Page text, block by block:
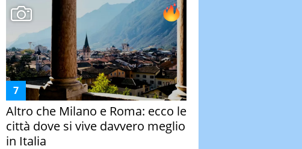
Altro che Milano e Roma: ecco le
città dove si vive davvero meglio
in Italia